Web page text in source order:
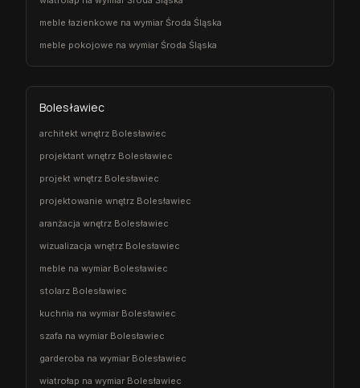
meble łazienkowe na wymiar Środa Śląska
meble pokojowe na wymiar Środa Śląska
Bolesławiec
architekt wnętrz Bolesławiec
projektant wnętrz Bolesławiec
projekt wnętrz Bolesławiec
projektowanie wnętrz Bolesławiec
aranżacja wnętrz Bolesławiec
wizualizacja wnętrz Bolesławiec
meble na wymiar Bolesławiec
stolarz Bolesławiec
kuchnia na wymiar Bolesławiec
szafa na wymiar Bolesławiec
garderoba na wymiar Bolesławiec
wiatrołap na wymiar Bolesławiec